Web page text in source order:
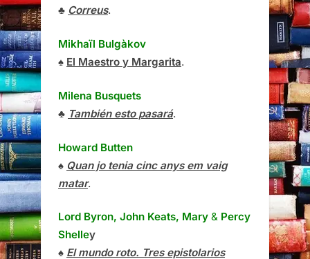
♣ Correus.
Mikhaïl Bulgàkov
♠ El Maestro y Margarita.
Milena Busquets
♣ También esto pasará.
Howard Butten
♠ Quan jo tenia cinc anys em vaig
matar.
Lord Byron, John Keats, Mary & Percy
Shelley
♠ El mundo roto. Tres epistolarios